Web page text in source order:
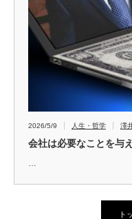
2026/5/9 人生・哲学 澤
会社は必要なことを与
ト